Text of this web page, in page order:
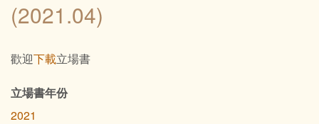
(2021.04)
內
歡迎下載立場書
立場書年份
2021